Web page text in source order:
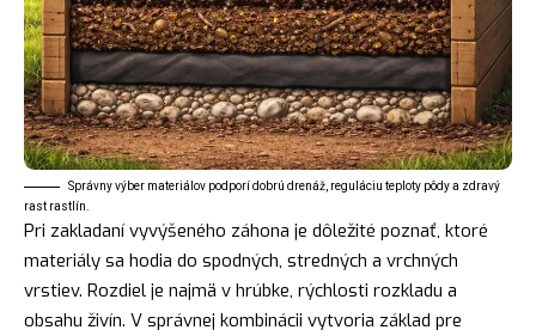
Správny výber materiálov podporí dobrú drenáž, reguláciu teploty pôdy a zdravý
rast rastlín.
Pri zakladaní vyvýšeného záhona je dôležité poznať, ktoré
materiály sa hodia do spodných, stredných a vrchných
vrstiev. Rozdiel je najmä v hrúbke, rýchlosti rozkladu a
obsahu živín. V správnej kombinácii vytvoria základ pre